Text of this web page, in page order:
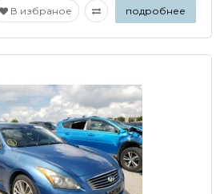
В избраное подробнее